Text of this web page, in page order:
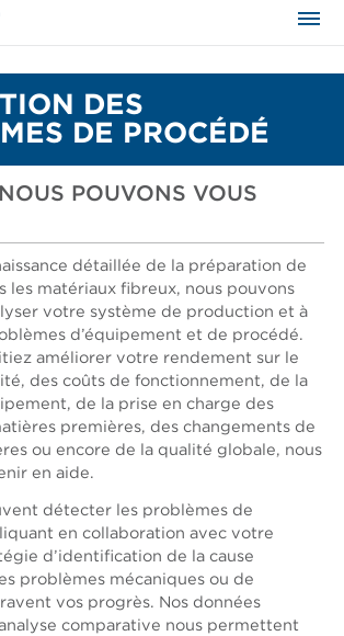
DES
DE PROCÉDÉ
POUVONS VOUS
détaillée de la préparation de
les matériaux fibreux, nous pouvons
votre système de production et à
d’équipement et de procédé.
améliorer votre rendement sur le
des coûts de fonctionnement, de la
de la prise en charge des
premières, des changements de
ou encore de la qualité globale, nous
en aide.
détecter les problèmes de
en collaboration avec votre
d’identification de la cause
problèmes mécaniques ou de
vos progrès. Nos données
comparative nous permettent